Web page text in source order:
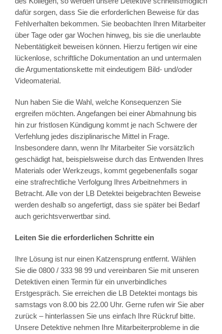
dafür sorgen, dass Sie die erforderlichen Beweise für das
Fehlverhalten bekommen. Sie beobachten Ihren Mitarbeiter
über Tage oder gar Wochen hinweg, bis sie die unerlaubte
Nebentätigkeit beweisen können. Hierzu fertigen wir eine
lückenlose, schriftliche Dokumentation an und untermalen
die Argumentationskette mit eindeutigem Bild- und/oder
Videomaterial.
Nun haben Sie die Wahl, welche Konsequenzen Sie
ergreifen möchten. Angefangen bei einer Abmahnung bis
hin zur fristlosen Kündigung kommt je nach Schwere der
Verfehlung jedes disziplinarische Mittel in Frage.
Insbesondere dann, wenn Ihr Mitarbeiter Sie vorsätzlich
geschädigt hat, beispielsweise durch das Entwenden Ihres
Materials oder Werkzeugs, kommt gegebenenfalls sogar
eine strafrechtliche Verfolgung Ihres Arbeitnehmers in
Betracht. Alle von der LB Detektei beigebrachten Beweise
werden deshalb so angefertigt, dass sie später bei Bedarf
auch gerichtsverwertbar sind.
Leiten Sie die erforderlichen Schritte ein
Ihre Lösung ist nur einen Katzensprung entfernt. Wählen
Sie die 0800 / 333 98 99 und vereinbaren Sie mit unseren
Detektiven einen Termin für ein unverbindliches
Erstgespräch. Sie erreichen die LB Detektei montags bis
samstags von 8.00 bis 22.00 Uhr. Gerne rufen wir Sie aber
zurück – hinterlassen Sie uns einfach Ihre Rückruf bitte.
Unsere Detektive nehmen Ihre Mitarbeiterprobleme in die